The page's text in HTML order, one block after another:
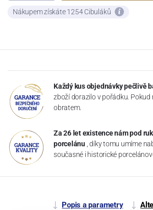
Nákupem získáte 1254 Cibuláků
Každý kus objednávky pečlivě
zboží dorazilo v pořádku. Pokud
obratem.
Za 26 let existence nám pod
porcelánu , díky tomu umíme
současné i historické
Popis a parametry